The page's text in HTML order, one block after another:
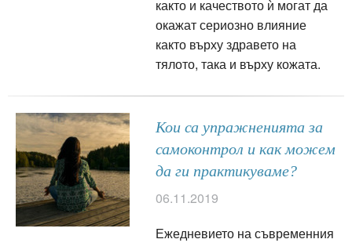
както и качеството ѝ могат да
окажат сериозно влияние
както върху здравето на
тялото, така и върху кожата.
Кои са упражненията за
самоконтрол и как можем
да ги практикуваме?
06.11.2019
Ежедневието на съвременния